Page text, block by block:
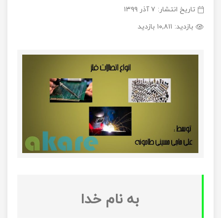
تاریخ انتشار: ۷ آذر ۱۳۹۹
بازدید: ۱۰,۸۱۱ بازدید
به نام خدا